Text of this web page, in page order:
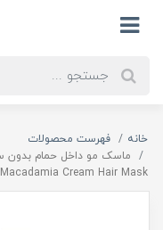
خانه
فهرست محصولات
Macadamia Cream Hair Mask